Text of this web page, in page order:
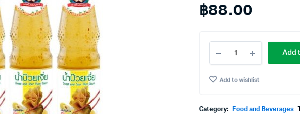
฿88.00
Boy
Sweet
Sour
350g.×Pack3
Add
Add to wishlist
Category: Food and Beverages